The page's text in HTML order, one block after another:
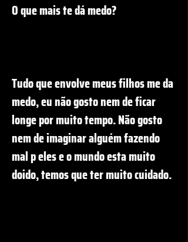
O que mais te dá medo?
Tudo que envolve meus filhos me da
medo, eu não gosto nem de ficar
longe por muito tempo. Não gosto
nem de imaginar alguém fazendo
mal p eles e o mundo esta muito
doido, temos que ter muito cuidado.